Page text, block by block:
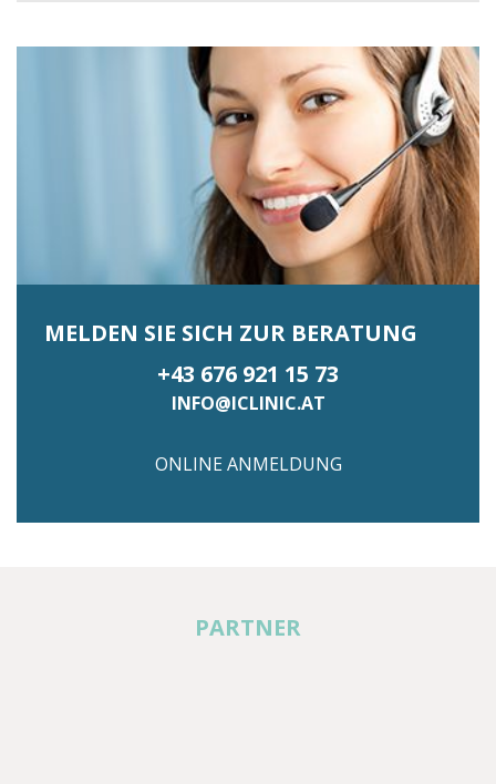
MELDEN SIE SICH ZUR BERATUNG
+43 676 921 15 73
INFO@ICLINIC.AT
ONLINE ANMELDUNG
PARTNER